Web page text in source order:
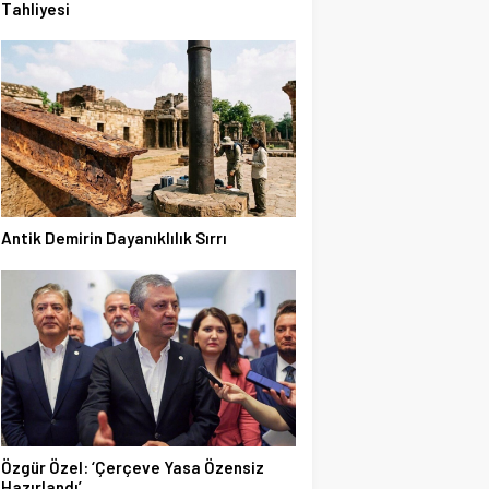
Tahliyesi
Antik Demirin Dayanıklılık Sırrı
Özgür Özel: ‘Çerçeve Yasa Özensiz